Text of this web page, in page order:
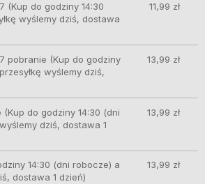
(Kup do godziny 14:30
wyślemy dziś, dostawa
11,99 zł
pobranie (Kup do godziny
wyślemy dziś,
13,99 zł
(Kup do godziny 14:30 (dni
dziś, dostawa 1
13,99 zł
14:30 (dni robocze) a
dostawa 1 dzień)
13,99 zł